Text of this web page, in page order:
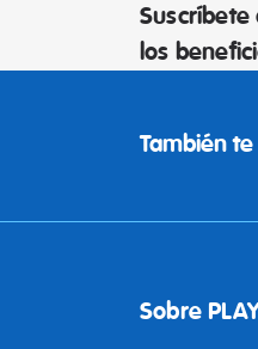
los
También
Sobre